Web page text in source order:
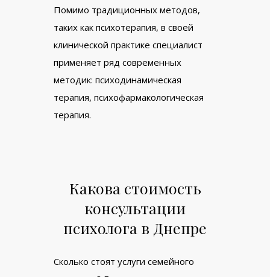
Помимо традиционных методов,
таких как психотерапия, в своей
клинической практике специалист
применяет ряд современных
методик: психодинамическая
терапия, психофармакологическая
терапия.
Какова стоимость
консультации
психолога в Днепре
Сколько стоят услуги семейного